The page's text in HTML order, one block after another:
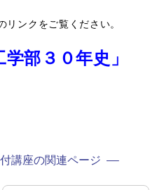
ンクをご覧ください。
部３０年史」
講座の関連ページ